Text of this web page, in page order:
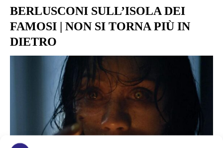
BERLUSCONI SULL’ISOLA DEI
FAMOSI | NON SI TORNA PIÙ IN
DIETRO